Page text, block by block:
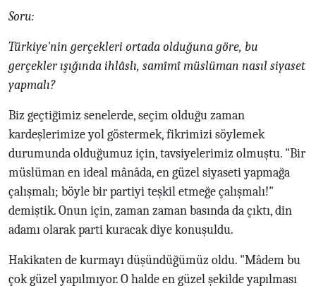
Soru:
Türkiye'nin gerçekleri ortada olduğuna göre, bu
gerçekler ışığında ihlâslı, samîmî müslüman nasıl siyaset
yapmalı?
Biz geçtiğimiz senelerde, seçim olduğu zaman
kardeşlerimize yol göstermek, fikrimizi söylemek
durumunda olduğumuz için, tavsiyelerimiz olmuştu. "Bir
müslüman en ideal mânâda, en güzel siyaseti yapmağa
çalışmalı; böyle bir partiyi teşkil etmeğe çalışmalı!"
demiştik. Onun için, zaman zaman basında da çıktı, din
adamı olarak parti kuracak diye konuşuldu.
Hakikaten de kurmayı düşündüğümüz oldu. "Mâdem bu
çok güzel yapılmıyor. O halde en güzel şekilde yapılması